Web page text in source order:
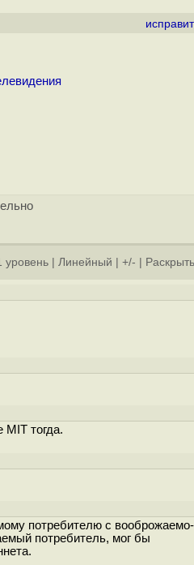
уровень Линейный +/-
тогда.
потребителю с вооброжаемо-
потребитель, мог бы